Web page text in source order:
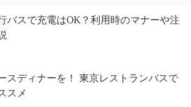
バスで充電はOK？利用時のマナーや注
スディナーを！ 東京レストランバスで
スメ